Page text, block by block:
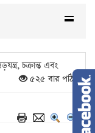
চক্রান্ত এবং
৫২৫ বার পঠিত